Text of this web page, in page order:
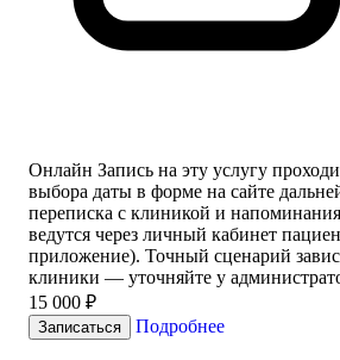
Онлайн Запись на эту услугу
выбора даты в форме на сайте
переписка с клиникой и
ведутся через личный кабинет
приложение). Точный сценарий
клиники — уточняйте у
15 000 ₽
Записаться Подробнее